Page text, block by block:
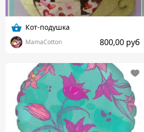
Кот-подушка
MamaCotton 800,00 руб